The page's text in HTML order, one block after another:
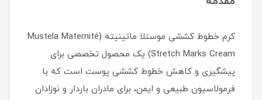
کرم خطوط کششی موستلا ماتینیته (Mustela Maternité
Stretch Marks Cream) یک محصول تخصصی برای
پیشگیری و کاهش خطوط کششی پوست است که با
فرمولاسیون طبیعی و ایمن، برای مادران باردار و نوزادان